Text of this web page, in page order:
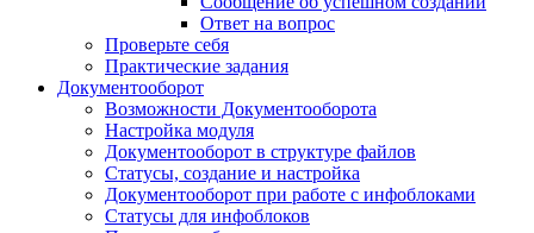
Ответ на вопрос
Проверьте себя
Практические задания
Документооборот
Возможности Документооборота
Настройка модуля
Документооборот в структуре файлов
Статусы, создание и настройка
Документооборот при работе с инфоблоками
Статусы для инфоблоков